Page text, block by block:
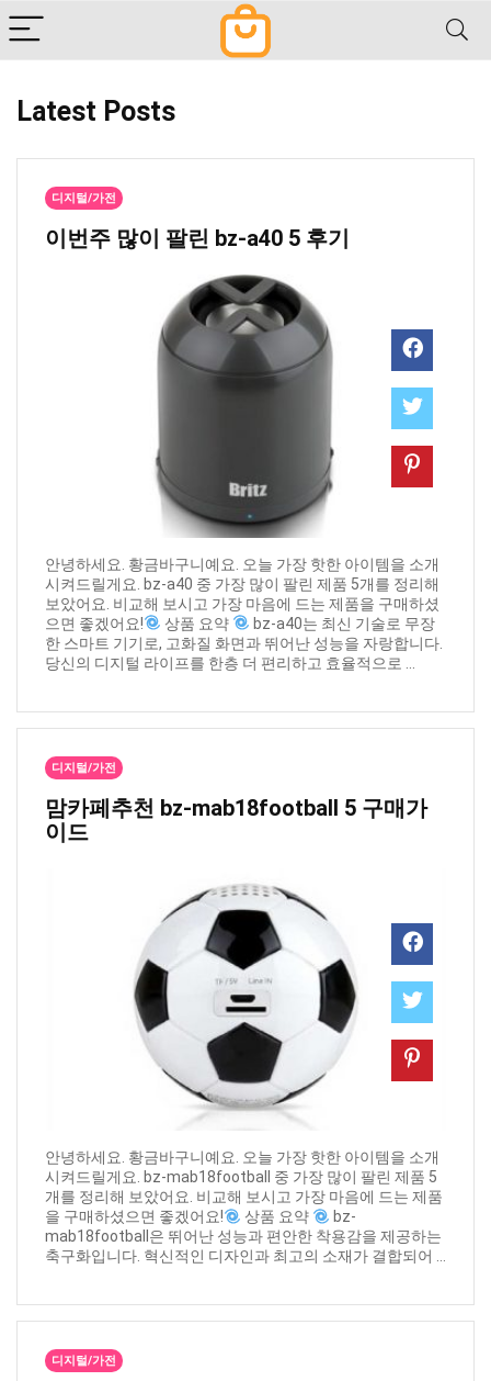
Latest Posts
디지털/가전
이번주 많이 팔린 ​bz-a40 5 후기
안녕하세요. 황금바구니예요. 오늘 가장 핫한 아이템을 소개
시켜드릴게요. bz-a40 중 가장 많이 팔린 제품 5개를 정리해
보았어요. 비교해 보시고 가장 마음에 드는 제품을 구매하셨
으면 좋겠어요!
상품 요약
bz-a40는 최신 기술로 무장
한 스마트 기기로, 고화질 화면과 뛰어난 성능을 자랑합니다.
당신의 디지털 라이프를 한층 더 편리하고 효율적으로 ...
디지털/가전
맘카페추천 ​bz-mab18football 5 구매가
이드
안녕하세요. 황금바구니예요. 오늘 가장 핫한 아이템을 소개
시켜드릴게요. bz-mab18football 중 가장 많이 팔린 제품 5
개를 정리해 보았어요. 비교해 보시고 가장 마음에 드는 제품
을 구매하셨으면 좋겠어요!
상품 요약
bz-
mab18football은 뛰어난 성능과 편안한 착용감을 제공하는
축구화입니다. 혁신적인 디자인과 최고의 소재가 결합되어 ...
디지털/가전